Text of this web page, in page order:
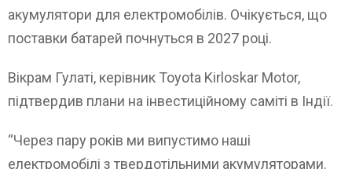
акумулятори для електромобілів. Очікується, що
поставки батарей почнуться в 2027 році.
Вікрам Гулаті, керівник Toyota Kirloskar Motor,
підтвердив плани на інвестиційному саміті в Індії.
“Через пару років ми випустимо наші
електромобілі з твердотільними акумуляторами.